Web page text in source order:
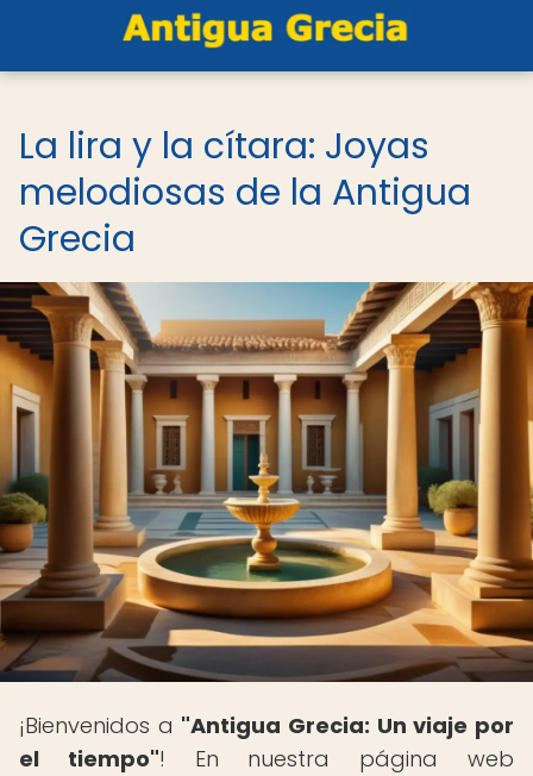
La lira y la cítara: Joyas
melodiosas de la Antigua
Grecia
¡Bienvenidos a "Antigua Grecia: Un viaje por
el tiempo"! En nuestra página web